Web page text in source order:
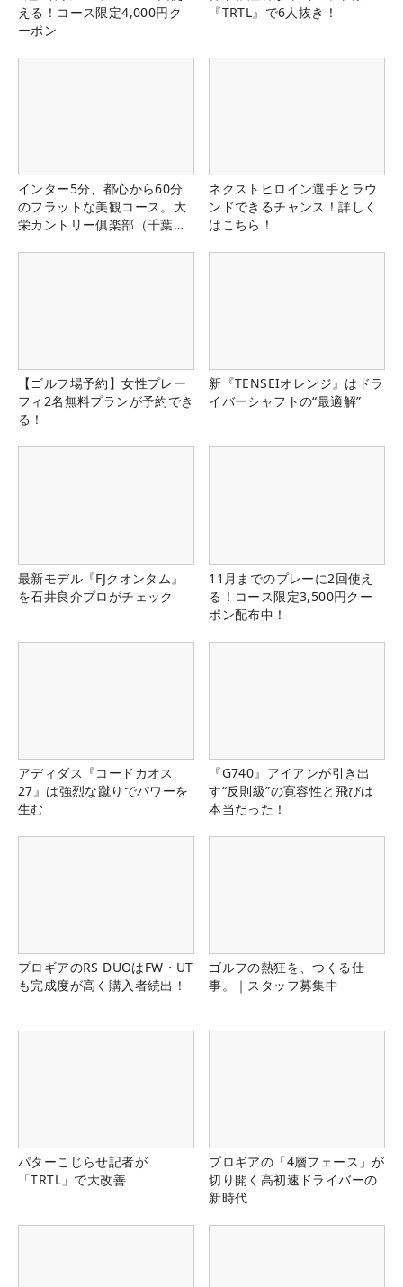
える！コース限定4,000円ク
ーポン
『TRTL』で6人抜き！
インター5分、都心から60分
のフラットな美観コース。大
栄カントリー俱楽部（千葉
ネクストヒロイン選手とラウ
ンドできるチャンス！詳しく
はこちら！
【ゴルフ場予約】女性プレー
フィ2名無料プランが予約でき
る！
新『TENSEIオレンジ』はドラ
イバーシャフトの“最適解”
最新モデル『FJクオンタム』
を石井良介プロがチェック
11月までのプレーに2回使え
る！コース限定3,500円クー
ポン配布中！
アディダス『コードカオス
27』は強烈な蹴りでパワーを
生む
『G740』アイアンが引き出
す“反則級”の寛容性と飛びは
本当だった！
プロギアのRS DUOはFW・UT
も完成度が高く購入者続出！
ゴルフの熱狂を、つくる仕
事。｜スタッフ募集中
パターこじらせ記者が
「TRTL」で大改善
プロギアの「4層フェース」が
切り開く高初速ドライバーの
新時代